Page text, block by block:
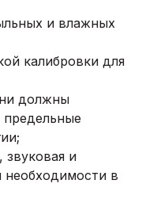
и влажных
калибровки для
должны
звуковая и
необходимости в